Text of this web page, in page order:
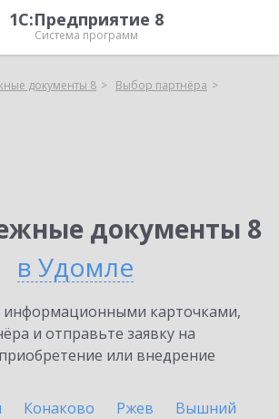
1С:Предприятие 8
Система программ
документы 8
Выбор партнёра
документы 8
в Удомле
информационными карточками,
и отправьте заявку на
или внедрение
Конаково Ржев
Вышний